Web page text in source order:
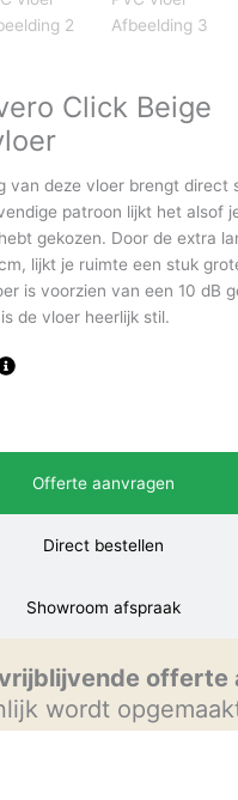
Click Beige
van deze vloer brengt direct
patroon lijkt het alsof
gekozen. Door de extra
lijkt je ruimte een stuk
is voorzien van een 10 dB
de vloer heerlijk stil.
Offerte aanvragen
Direct bestellen
Showroom afspraak
offerte
wordt